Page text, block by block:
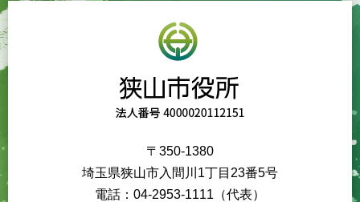
〒350-1380
埼玉県狭山市入間川1丁目23番5号
電話：04-2953-1111（代表）